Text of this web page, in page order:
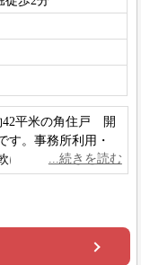
42平米の角住戸 開
す。事務所利用・
に検討可能な都心